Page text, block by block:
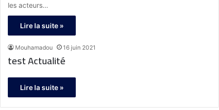
les acteurs…
Lire la suite »
Mouhamadou 16 juin 2021
test Actualité
Lire la suite »